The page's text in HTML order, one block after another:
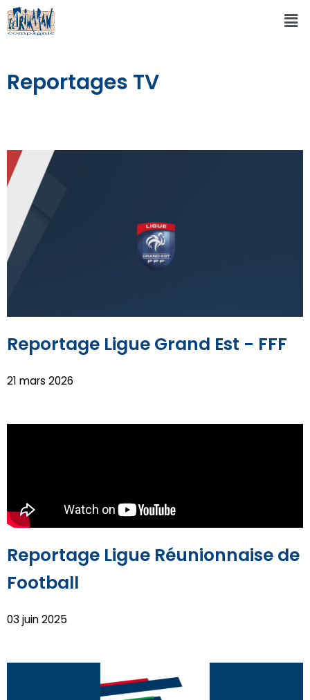
Reportages TV
Reportage Ligue Grand Est - FFF
21 mars 2026
Reportage Ligue Réunionnaise de
Football
03 juin 2025